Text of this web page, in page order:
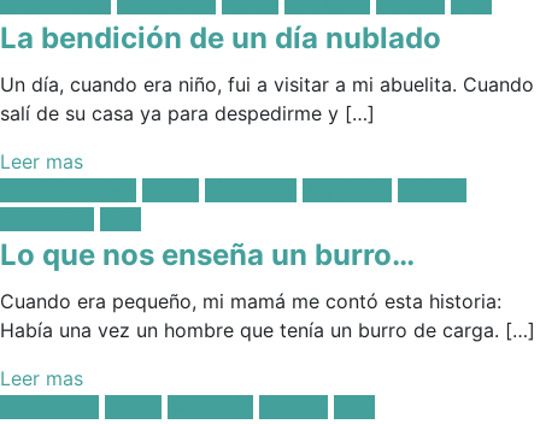
in:
La bendición de un día nublado
Un día, cuando era niño, fui a visitar a mi abuelita. Cuando
salí de su casa ya para despedirme y […]
Leer mas
Lo que nos enseña un burro…
Cuando era pequeño, mi mamá me contó esta historia:
Había una vez un hombre que tenía un burro de carga. […]
Leer mas